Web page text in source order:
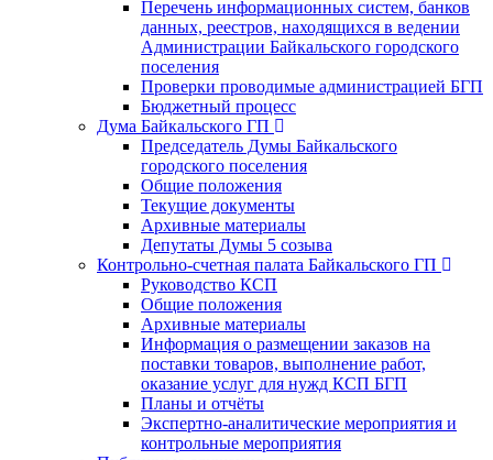
Перечень информационных систем, банков
данных, реестров, находящихся в ведении
Администрации Байкальского городского
поселения
Проверки проводимые администрацией БГП
Бюджетный процесс
Дума Байкальского ГП
Председатель Думы Байкальского
городского поселения
Общие положения
Текущие документы
Архивные материалы
Депутаты Думы 5 созыва
Контрольно-счетная палата Байкальского ГП
Руководство КСП
Общие положения
Архивные материалы
Информация о размещении заказов на
поставки товаров, выполнение работ,
оказание услуг для нужд КСП БГП
Планы и отчёты
Экспертно-аналитические мероприятия и
контрольные мероприятия